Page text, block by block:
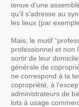
tenue d’une
qu’il s’adresse au
les lieux (par
Mais, le motif
professionnel et non
sortir de leur
générale de
ne correspond à la
copropriété, à
administrateurs de
lots à usage